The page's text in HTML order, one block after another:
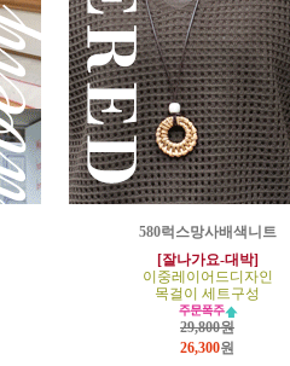
580럭스망사배색니트
[잘나가요-대박]
이중레이어드디자인
목걸이 세트구성
29,800원
26,300원